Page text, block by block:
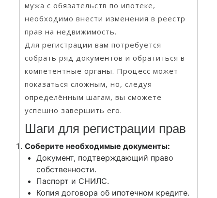
мужа с обязательств по ипотеке,
необходимо внести изменения в реестр
прав на недвижимость.
Для регистрации вам потребуется
собрать ряд документов и обратиться в
компетентные органы. Процесс может
показаться сложным, но, следуя
определённым шагам, вы сможете
успешно завершить его.
Шаги для регистрации прав
Соберите необходимые документы:
Документ, подтверждающий право
собственности.
Паспорт и СНИЛС.
Копия договора об ипотечном кредите.